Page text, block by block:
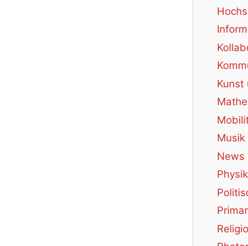
Kunst
Musik
News
Physik